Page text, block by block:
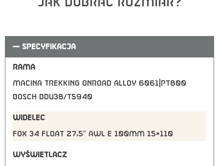
Jak dobrać rozmiar?
SPECYFIKACJA
RAMA
Macina Trekking Onroad Alloy 6061|PT800
Bosch BDU38/T5940
WIDELEC
FOX 34 Float 27,5″ AWL E 100mm 15×110
WYŚWIETLACZ